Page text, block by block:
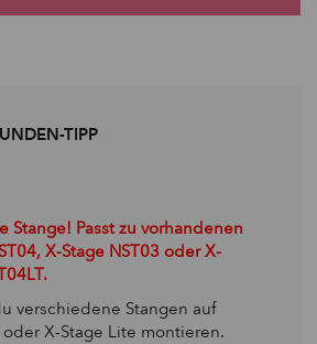
TIPP
Stange! Passt zu vorhandenen
X-Stage NST03 oder X-
verschiedene Stangen auf
X-Stage Lite montieren.